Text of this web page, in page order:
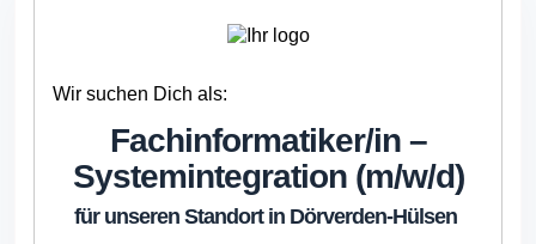
Wir suchen Dich als:
Fachinformatiker/in –
Systemintegration (m/w/d)
für unseren Standort in Dörverden-Hülsen